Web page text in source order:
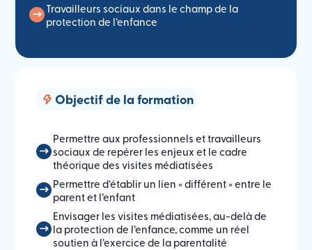
Travailleurs sociaux dans le champ de la
protection de l’enfance
Objectif de la formation
Permettre aux professionnels et travailleurs
sociaux de repérer les enjeux et le cadre
théorique des visites médiatisées
Permettre d’établir un lien « différent » entre le
parent et l’enfant
Envisager les visites médiatisées, au-delà de
la protection de l’enfance, comme un réel
soutien à l’exercice de la parentalité